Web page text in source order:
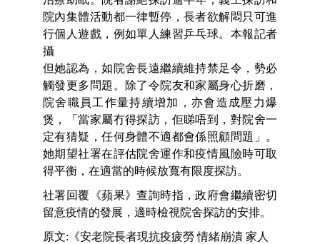
院內集體活動都一律暫停，長者欲解悶只可進
行個人遊戲，例如單人練習乒乓球。本報記者
攝
但她認為，如院舍長遠繼續維持禁足令，勢必
觸發更多問題。除了令院友和家屬身心折磨，
院舍職員工作量持續增加，亦會造成壓力爆
煲，「當家屬冇得探訪，佢睇唔到，對院舍一
定有猜疑，任何身體不適都會係照顧問題」。
她期望社署在評估院舍運作和疫情風險時可取
得平衡，在適當的時候放寬有限度探訪。
社署回覆《蘋果》查詢時指，政府會繼續密切
留意疫情的發展，適時檢視院舍探訪的安排。
原文:《安老院長者現抗疫疲勞 情緒崩潰 家人